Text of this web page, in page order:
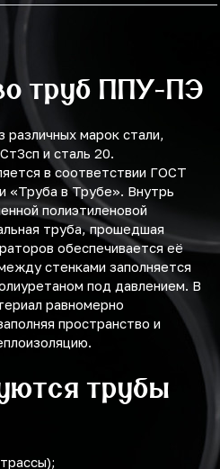
труб ППУ-ПЭ
различных марок стали,
и сталь 20.
в соответствии ГОСТ
«Труба в Трубе». Внутрь
полиэтиленовой
труба, прошедшая
обеспечивается её
стенками заполняется
под давлением. В
равномерно
пространство и
трубы